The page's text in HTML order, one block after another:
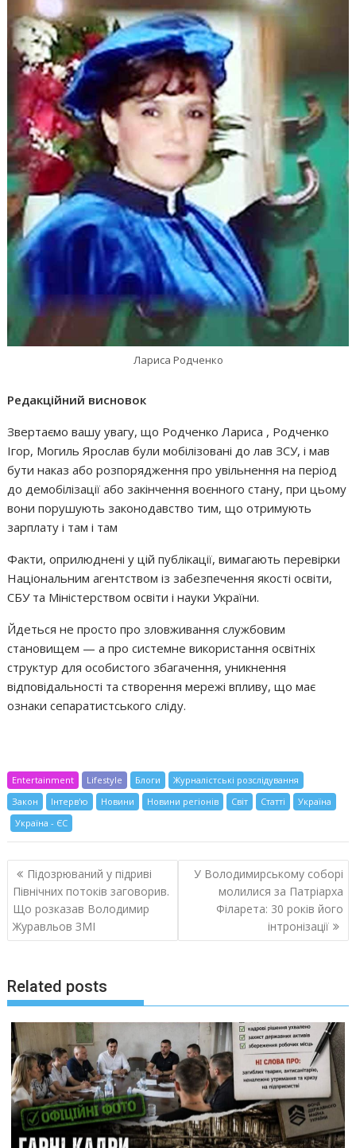
Лариса Родченко
Редакційний висновок
Звертаємо вашу увагу, що Родченко Лариса , Родченко
Ігор, Могиль Ярослав були мобілізовані до лав ЗСУ, і мав
бути наказ або розпорядження про увільнення на період
до демобілізації або закінчення воєнного стану, при цьому
вони порушують законодавство тим, що отримують
зарплату і там і там
Факти, оприлюднені у цій публікації, вимагають перевірки
Національним агентством із забезпечення якості освіти,
СБУ та Міністерством освіти і науки України.
Йдеться не просто про зловживання службовим
становищем — а про системне використання освітніх
структур для особистого збагачення, уникнення
відповідальності та створення мережі впливу, що має
ознаки сепаратистського сліду.
Entertainment Lifestyle Блоги
Журналістські розслідування
Закон
Інтерв'ю Новини Новини регіонів Світ Статті
Україна
Україна - ЄС
Навигация
по
записям
Підозрюваний у підриві
Північних потоків заговорив.
Що розказав Володимир
Журавльов ЗМІ
У Володимирському соборі
молилися за Патріарха
Філарета: 30 років його
інтронізації
Related posts